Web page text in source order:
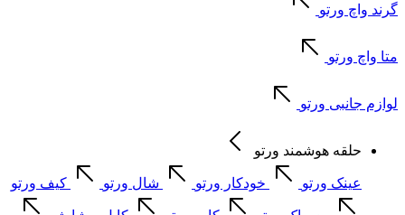
گرند واچ ورتو
متا واچ ورتو
لوازم جانبی ورتو
حلقه هوشمند ورتو
عینک ورتو خودکار ورتو شال ورتو کیف ورتو